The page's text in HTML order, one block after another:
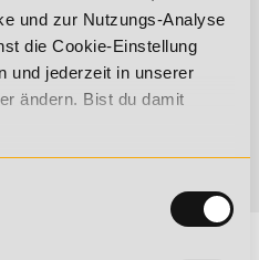
und zur Nutzungs-Analyse
die Cookie-Einstellung
und jederzeit in unserer
ändern. Bist du damit
ANERKANNTER